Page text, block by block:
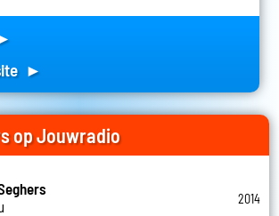
►
op Jouwradio
2014